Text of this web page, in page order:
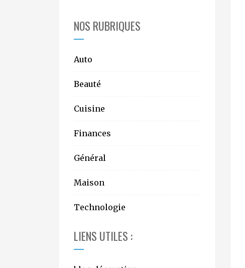
NOS RUBRIQUES
Auto
Beauté
Cuisine
Finances
Général
Maison
Technologie
LIENS UTILES :